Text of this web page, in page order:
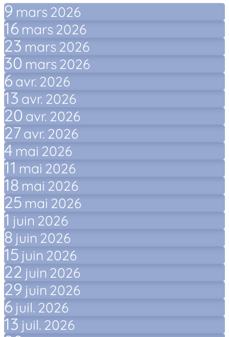
9 mars 2026
16 mars2026
23 mars2026
30 mars2026
6avr. 2026
13 avr. 2026
20 avr. 2026
27avr. 2026
4 mai 2026
11 mai 2026
18 mai 2026
25 mai 2026
1 juin 2026
8 juin 2026
15 juin 2026
22 juin 2026
29 juin 2026
6 juil. 2026
13 juil. 2026